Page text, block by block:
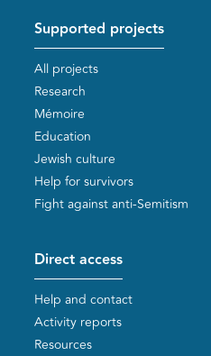
Supported projects
All projects
Research
Mémoire
Education
Jewish culture
Help for survivors
Fight against anti-Semitism
Direct access
Help and contact
Activity reports
Resources